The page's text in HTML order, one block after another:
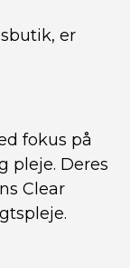
er
fokus på
pleje. Deres
Clear